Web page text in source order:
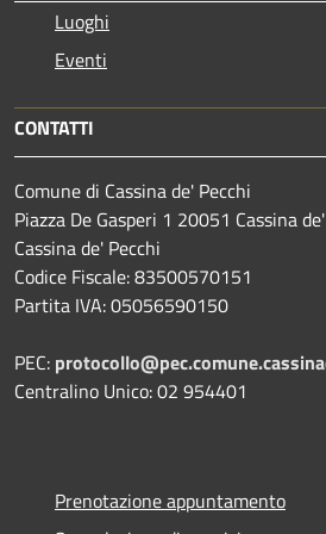
Luoghi
Eventi
CONTATTI
Comune di Cassina de' Pecchi
Piazza De Gasperi 1 20051 Cassina
Cassina de' Pecchi
Codice Fiscale: 83500570151
Partita IVA: 05056590150
PEC:
Centralino Unico: 02 954401
Prenotazione appuntamento